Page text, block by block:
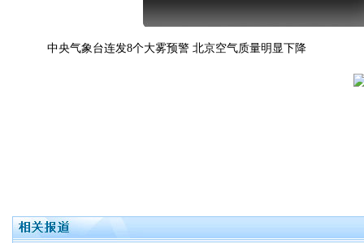
中央气象台连发8个大雾预警 北京空气质量明显下降